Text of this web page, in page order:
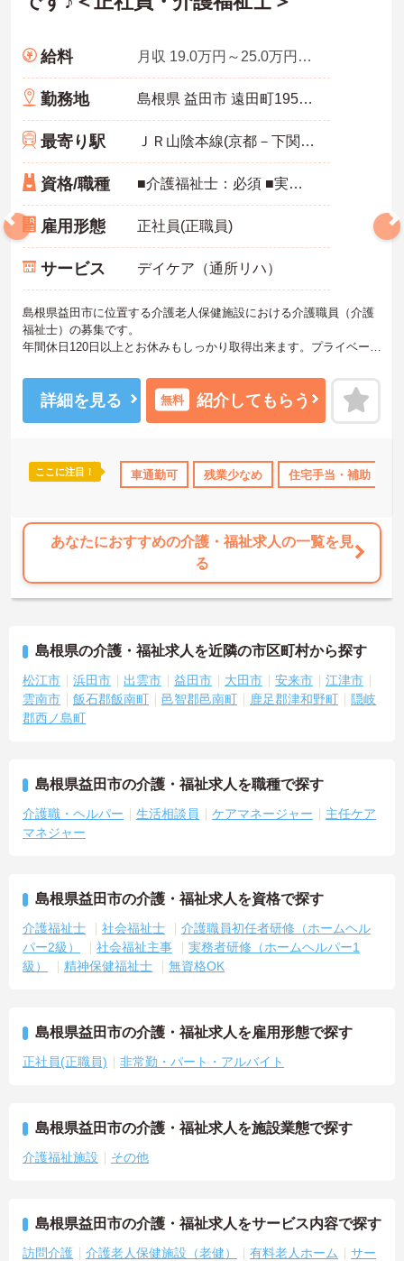
格OK 産休･育休･介護休暇取得実績あり ボーナス・賞与あり
給料 月収 19.0万円～25.0万円程度 ※諸手当込み
勤務地 島根県 益田市 遠田町1956-8
最寄り駅 ＪＲ山陰本線(京都－下関)「石見津田駅」バス・車8分
資格/職種 ■介護福祉士：必須 ■実務経験：必須 ※PCスキル：基礎的な入力作業ができる
雇用形態 正社員(正職員)
サービス デイケア（通所リハ）
島根県益田市に位置する介護老人保健施設における介護職員（介護
福祉士）の募集です。
年間休日120日以上とお休みもしっかり取得出来ます。プライベート
24時間職員専用保育施設など福利厚生が充実しているのでご家庭と
の両立を大事にされたい方にオススメです。
ご興味のある方には、面接対策ポイントなど、さらに詳細をお話し
詳細を見る 無料 紹介してもらう
ここに注目！ 車通勤可 残業少なめ 住宅手当・補助
あなたにおすすめの介護・福祉求人の一覧を見
る
島根県の介護・福祉求人を近隣の市区町村から探す
松江市 浜田市 出雲市 益田市 大田市 安来市
江津市
雲南市
飯石郡飯南町 邑智郡邑南町 鹿足郡津和野町
隠岐
郡西ノ島町
島根県益田市の介護・福祉求人を職種で探す
介護職・ヘルパー 生活相談員 ケアマネージャー
主任ケア
マネジャー
島根県益田市の介護・福祉求人を資格で探す
介護福祉士 社会福祉士
介護職員初任者研修（ホームヘル
パー2級）
社会福祉主事
実務者研修（ホームヘルパー1
級）
精神保健福祉士 無資格OK
島根県益田市の介護・福祉求人を雇用形態で探す
正社員(正職員) 非常勤・パート・アルバイト
島根県益田市の介護・福祉求人を施設業態で探す
介護福祉施設 その他
島根県益田市の介護・福祉求人をサービス内容で探す
訪問介護 介護老人保健施設（老健） 有料老人ホーム
サー